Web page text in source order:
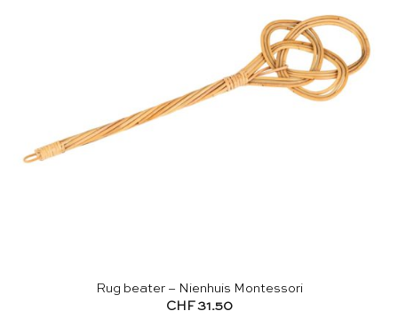
Rug beater – Nienhuis Montessori
CHF31.50